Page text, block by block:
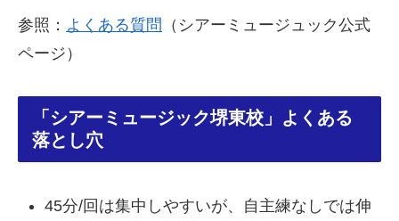
参照： よくある質問 （シアーミュージュック公式
ページ）
「シアーミュージック堺東校」よくある
落とし穴
45分/回は集中しやすいが、自主練なしでは伸